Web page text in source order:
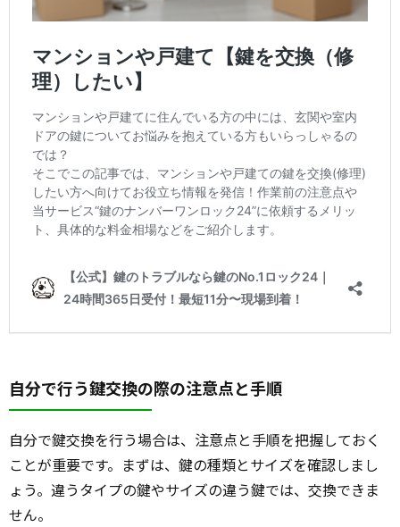
自分で行う鍵交換の際の注意点と手順
自分で鍵交換を行う場合は、注意点と手順を把握しておく
ことが重要です。まずは、鍵の種類とサイズを確認しまし
ょう。違うタイプの鍵やサイズの違う鍵では、交換できま
せん。